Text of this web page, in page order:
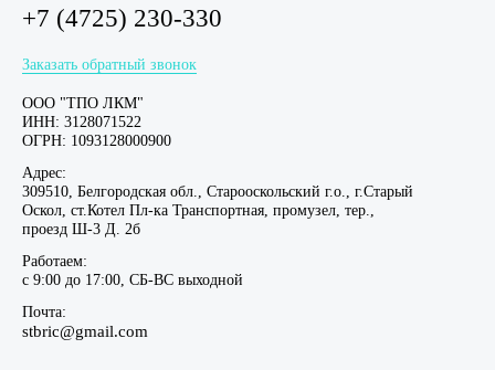
+7 (4725) 230-330
Заказать обратный звонок
ООО "ТПО ЛКМ"
ИНН: 3128071522
ОГРН: 1093128000900
Адрес:
309510, Белгородская обл., Старооскольский г.о., г.Старый
Оскол, ст.Котел Пл-ка Транспортная, промузел, тер.,
проезд Ш-3 Д. 2б
Работаем:
c 9:00 до 17:00, СБ-ВС выходной
Почта:
stbric@gmail.com